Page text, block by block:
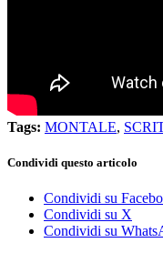
Tags: MONTALE,
Condividi questo articolo
Condividi su
Condividi su X
Condividi su